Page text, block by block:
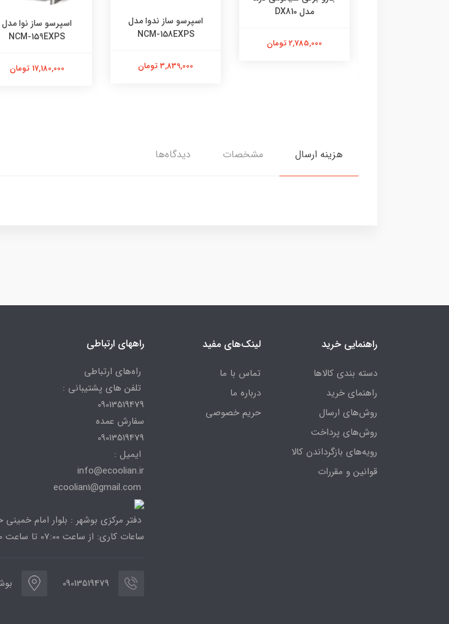
مدل DX810
2,785,000 تومان
اسپرسو ساز ندوا مدل
NCM-158EXPS
3,839,000 تومان
اسپرسو ساز نوا مدل
NCM-159EXPS
17,180,000 تومان
هزینه ارسال مشخصات دیدگاه‌ها
راهنمایی خرید
دسته بندی کالاها
راهنمای خرید
روش‌های ارسال
روش‌های پرداخت
رویه‌های بازگرداندن کالا
قوانین و مقررات
لینک‌های مفید
تماس با ما
درباره ما
حریم خصوصی
راههای ارتباطی
راه‌های ارتباطی
تلفن های پشتیبانی :
09013519479
سفارش عمده
09013519479
ایمیل :
info@ecoolian.ir
دفتر مرکزی بوشهر : بلوار امام خمینی
ساعات کاری: از ساعت 07:00 تا ساعت 24:00
09013519479